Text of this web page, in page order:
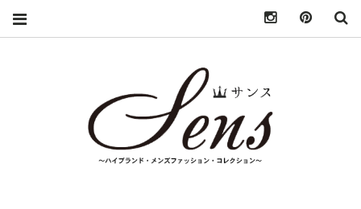
INSTAGRAM